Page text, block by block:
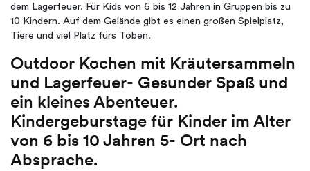
dem Lagerfeuer. Für Kids von 6 bis 12 Jahren in Gruppen bis zu
10 Kindern. Auf dem Gelände gibt es einen großen Spielplatz,
Tiere und viel Platz fürs Toben.
Outdoor Kochen mit Kräutersammeln
und Lagerfeuer- Gesunder Spaß und
ein kleines Abenteuer.
Kindergeburstage für Kinder im Alter
von 6 bis 10 Jahren 5- Ort nach
Absprache.